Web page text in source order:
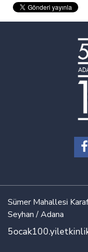
Sümer Mahallesi
Seyhan / Adana